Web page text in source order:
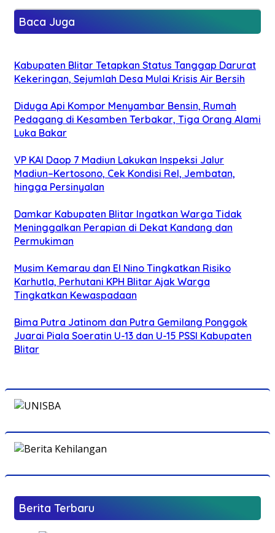
Baca Juga
Kabupaten Blitar Tetapkan Status Tanggap Darurat
Kekeringan, Sejumlah Desa Mulai Krisis Air Bersih
Diduga Api Kompor Menyambar Bensin, Rumah
Pedagang di Kesamben Terbakar, Tiga Orang Alami
Luka Bakar
VP KAI Daop 7 Madiun Lakukan Inspeksi Jalur
Madiun–Kertosono, Cek Kondisi Rel, Jembatan,
hingga Persinyalan
Damkar Kabupaten Blitar Ingatkan Warga Tidak
Meninggalkan Perapian di Dekat Kandang dan
Permukiman
Musim Kemarau dan El Nino Tingkatkan Risiko
Karhutla, Perhutani KPH Blitar Ajak Warga
Tingkatkan Kewaspadaan
Bima Putra Jatinom dan Putra Gemilang Ponggok
Juarai Piala Soeratin U-13 dan U-15 PSSI Kabupaten
Blitar
Berita Terbaru